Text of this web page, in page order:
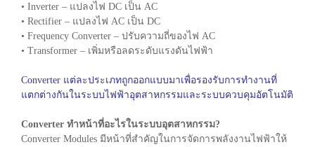
• Inverter – แปลงไฟ DC เป็น AC
• Rectifier – แปลงไฟ AC เป็น DC
• Frequency Converter – ปรับความถี่ของไฟ AC
• Transformer – เพิ่มหรือลดระดับแรงดันไฟฟ้า
Converter แต่ละประเภทถูกออกแบบมาเพื่อรองรับการทำงานที่
แตกต่างกันในระบบไฟฟ้าอุตสาหกรรมและระบบควบคุมอัตโนมัติ
Converter ทำหน้าที่อะไรในระบบอุตสาหกรรม?
Converter Modules มีหน้าที่สำคัญในการจัดการพลังงานไฟฟ้าให้